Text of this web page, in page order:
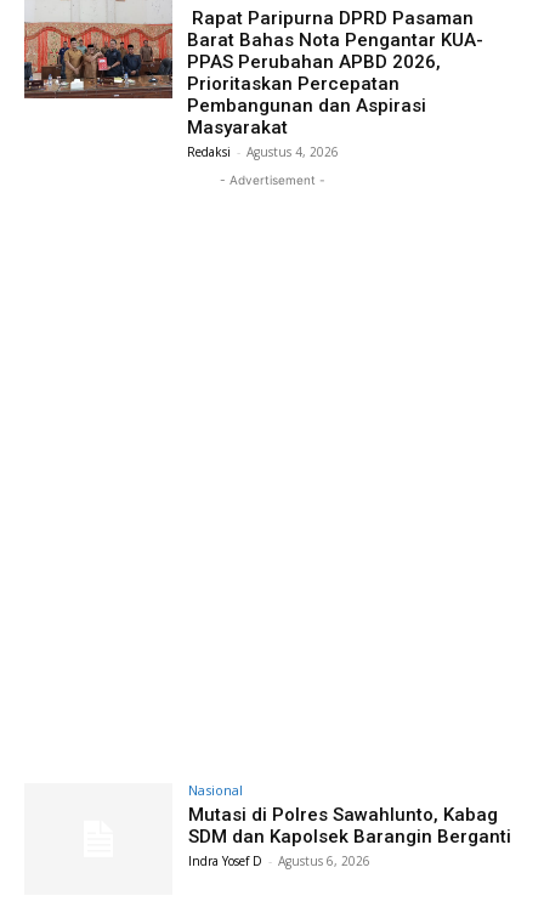
Rapat Paripurna DPRD Pasaman
Barat Bahas Nota Pengantar KUA-
PPAS Perubahan APBD 2026,
Prioritaskan Percepatan
Pembangunan dan Aspirasi
Masyarakat
Redaksi - Agustus 4, 2026
- Advertisement -
Nasional
Mutasi di Polres Sawahlunto, Kabag
SDM dan Kapolsek Barangin Berganti
Indra Yosef D - Agustus 6, 2026